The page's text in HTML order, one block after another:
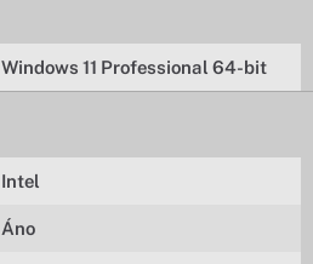
Windows 11 Professional 64-bit
Intel
Áno